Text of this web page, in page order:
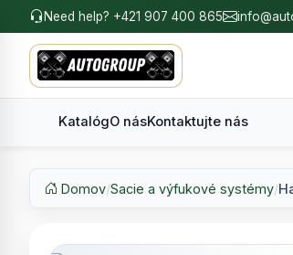
Need help? +421 907 400 865
KatalógO násKontaktujte nás
Domov/Sacie a výfukové systémy/